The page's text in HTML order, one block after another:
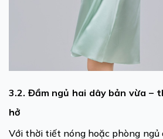
3.2. Đầm ngủ hai dây bản vừa –
hở
Với thời tiết nóng hoặc phòng ngủ